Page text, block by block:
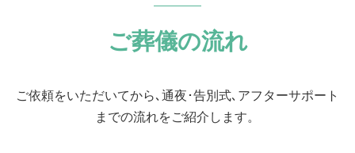
ご葬儀の流れ
ご依頼をいただいてから､通夜･告別式､アフターサポート
までの流れをご紹介します。